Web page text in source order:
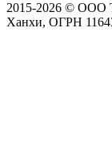
2015-2026 © ООО
Ханхи, ОГРН